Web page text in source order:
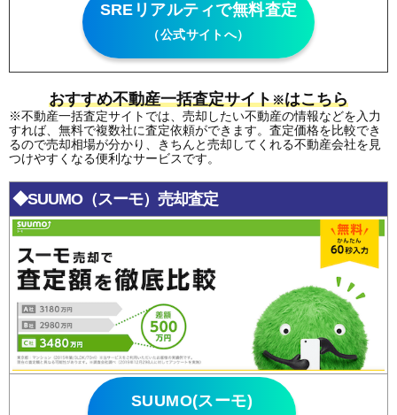
SREリアルティで無料査定
（公式サイトへ）
おすすめ不動産一括査定サイト※はこちら
※不動産一括査定サイトでは、売却したい不動産の情報などを入力
すれば、無料で複数社に査定依頼ができます。査定価格を比較でき
るので売却相場が分かり、きちんと売却してくれる不動産会社を見
つけやすくなる便利なサービスです。
◆SUUMO（スーモ）売却査定
SUUMO(スーモ)